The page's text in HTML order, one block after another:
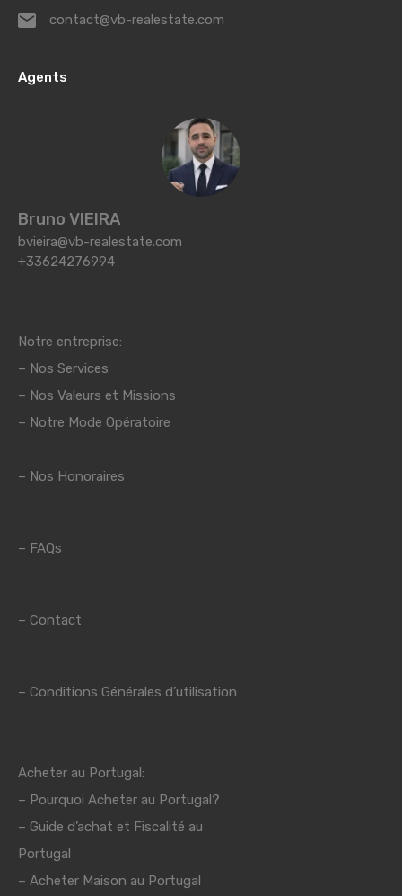
contact@vb-realestate.com
Agents
Bruno VIEIRA
bvieira@vb-realestate.com
+33624276994
Notre entreprise:
– Nos Services
– Nos Valeurs et Missions
– Notre Mode Opératoire
– Nos Honoraires
– FAQs
– Contact
– Conditions Générales d’utilisation
Acheter au Portugal:
– Pourquoi Acheter au Portugal?
– Guide d’achat et Fiscalité au
Portugal
– Acheter Maison au Portugal